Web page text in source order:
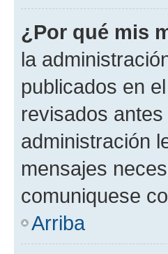
¿Por qué mis
la
publicados en
revisados
administración
mensajes
comuniquese
Arriba